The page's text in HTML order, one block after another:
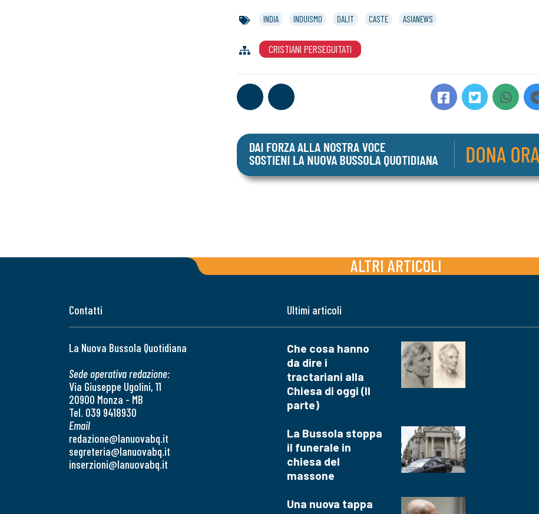
INDIA INDUISMO DALIT CASTE ASIANEWS
CRISTIANI PERSEGUITATI
ALTRI ARTICOLI
Contatti
La Nuova Bussola Quotidiana
Sede operativa redazione:
Via Giuseppe Ugolini, 11
20900 Monza - MB
Tel. 039 9418930
Email
redazione@lanuovabq.it
segreteria@lanuovabq.it
inserzioni@lanuovabq.it
Ultimi articoli
Che cosa hanno
da dire i
tractariani alla
Chiesa di oggi (II
parte)
La Bussola stoppa
il funerale in
chiesa del
massone
Una nuova tappa